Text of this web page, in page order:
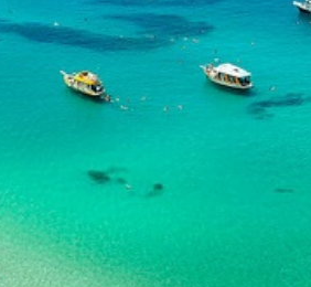
ビジネス
コラム